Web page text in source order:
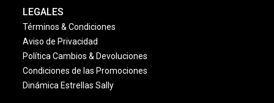
LEGALES
Términos & Condiciones
Aviso de Privacidad
Política Cambios & Devoluciones
Condiciones de las Promociones
Dinámica Estrellas Sally